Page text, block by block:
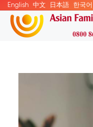
English 中文 日本語 한국어